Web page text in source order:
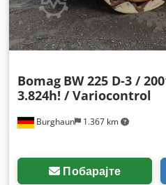
Burghaun 1.367 km
Bomag BW 225 D-3 /
3.824h! / Variocontrol
Побарајте